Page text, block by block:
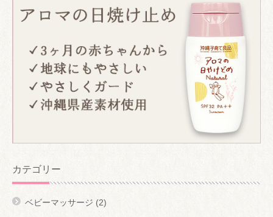
カテゴリー
ベビーマッサージ (2)